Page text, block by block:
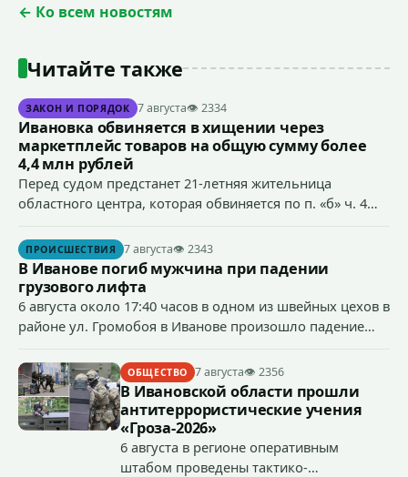
← Ко всем новостям
Читайте также
ЗАКОН И ПОРЯДОК 7 августа👁 2334
Ивановка обвиняется в хищении через
маркетплейс товаров на общую сумму более
4,4 млн рублей
Перед судом предстанет 21-летняя жительница
областного центра, которая обвиняется по п. «б» ч. 4
сумму более 4,4 млн рублей через маркетплейс.
ПРОИСШЕСТВИЯ 7 августа👁 2343
В Иванове погиб мужчина при падении
грузового лифта
6 августа около 17:40 часов в одном из швейных цехов в
районе ул. Громобоя в Иванове произошло падение
ОБЩЕСТВО 7 августа👁 2356
В Ивановской области прошли
антитеррористические учения
«Гроза-2026»
6 августа в регионе оперативным
штабом проведены тактико-